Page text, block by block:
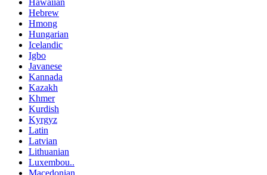
Hawaiian
Hebrew
Hmong
Hungarian
Icelandic
Igbo
Javanese
Kannada
Kazakh
Khmer
Kurdish
Kyrgyz
Latin
Latvian
Lithuanian
Luxembou..
Macedonian